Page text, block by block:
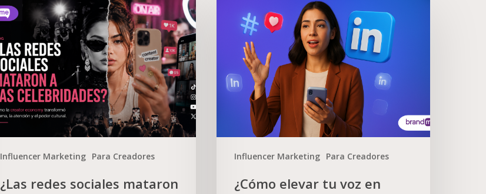
Influencer Marketing Para Creadores
¿Las redes sociales mataron
Influencer Marketing Para Creadores
¿Cómo elevar tu voz en